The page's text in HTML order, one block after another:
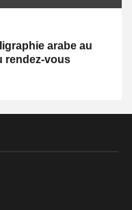
arabe au
rendez-vous